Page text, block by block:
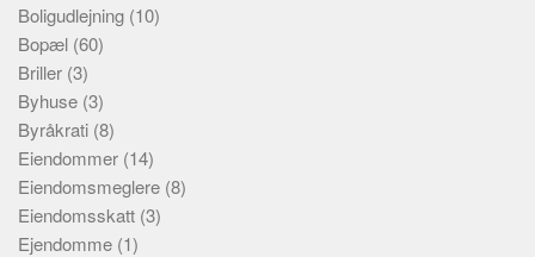
Boligudlejning (10)
Bopæl (60)
Briller (3)
Byhuse (3)
Byråkrati (8)
Eiendommer (14)
Eiendomsmeglere (8)
Eiendomsskatt (3)
Ejendomme (1)